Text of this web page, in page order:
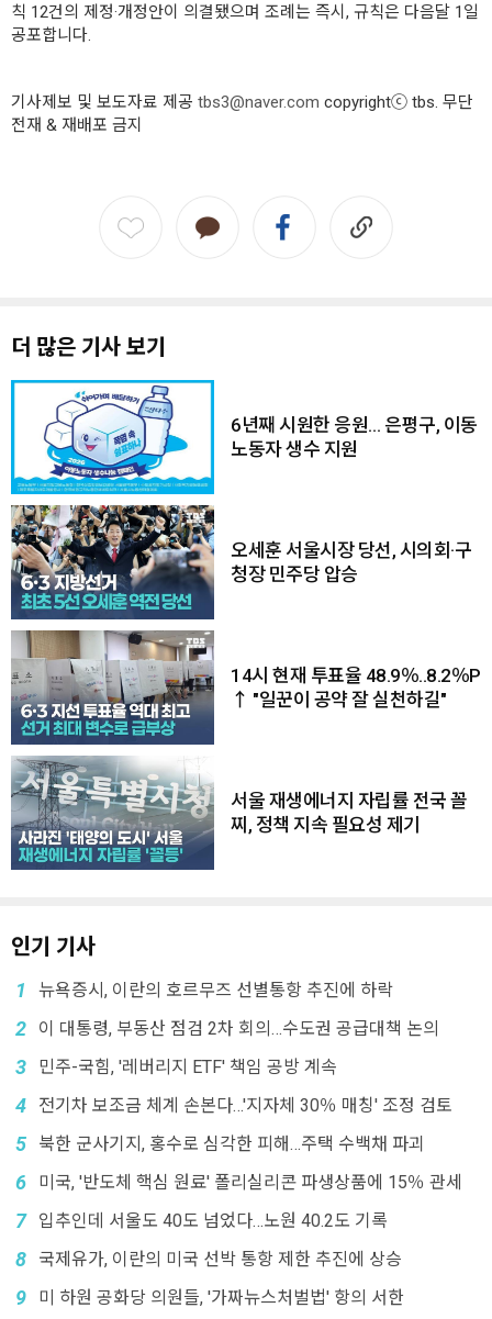
칙 12건의 제정·개정안이 의결됐으며 조례는 즉시, 규칙은 다음달 1일
공포합니다.
기사제보 및 보도자료 제공 tbs3@naver.com copyrightⓒ tbs. 무단
전재 & 재배포 금지
더 많은 기사 보기
6년째 시원한 응원… 은평구, 이동
노동자 생수 지원
오세훈 서울시장 당선, 시의회·구
청장 민주당 압승
14시 현재 투표율 48.9％..8.2％P
↑ "일꾼이 공약 잘 실천하길"
서울 재생에너지 자립률 전국 꼴
찌, 정책 지속 필요성 제기
인기 기사
1 뉴욕증시, 이란의 호르무즈 선별통항 추진에 하락
2 이 대통령, 부동산 점검 2차 회의…수도권 공급대책 논의
3 민주-국힘, '레버리지 ETF' 책임 공방 계속
4 전기차 보조금 체계 손본다…'지자체 30％ 매칭' 조정 검토
5 북한 군사기지, 홍수로 심각한 피해…주택 수백채 파괴
6 미국, '반도체 핵심 원료' 폴리실리콘 파생상품에 15％ 관세
7 입추인데 서울도 40도 넘었다…노원 40.2도 기록
8 국제유가, 이란의 미국 선박 통항 제한 추진에 상승
9 미 하원 공화당 의원들, '가짜뉴스처벌법' 항의 서한